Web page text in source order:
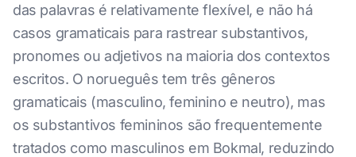
das palavras é relativamente flexível, e não há
casos gramaticais para rastrear substantivos,
pronomes ou adjetivos na maioria dos contextos
escritos. O norueguês tem três gêneros
gramaticais (masculino, feminino e neutro), mas
os substantivos femininos são frequentemente
tratados como masculinos em Bokmal, reduzindo